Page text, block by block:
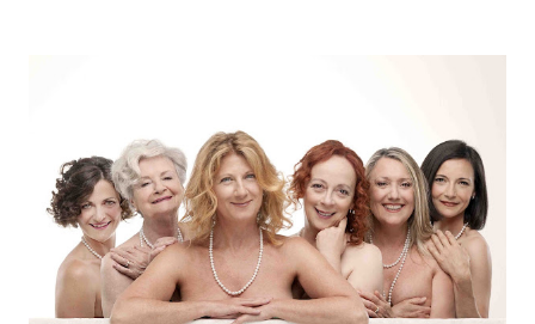
“Settembre dell’Accademia” dove si esibirà per il secondo anno
consecutivo. Il pubblico milanese avrà il piacere di applaudire i
giovani artisti della Baltic Sea Youth Philharmonic per la quarta
volta. L’orchestra, fondata nel 2008 da Kristjan Järvi (affiancato
da un prestigioso consiglio di consulent...